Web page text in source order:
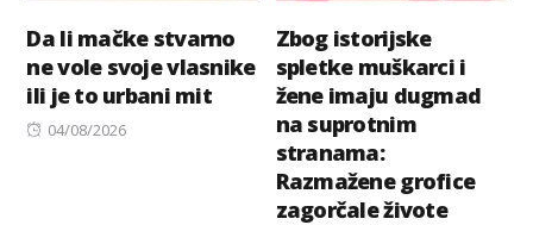
Da li mačke stvarno
ne vole svoje vlasnike
ili je to urbani mit
Posted
04/08/2026
Zbog istorijske
spletke muškarci i
žene imaju dugmad
na suprotnim
stranama:
Razmažene grofice
zagorčale živote